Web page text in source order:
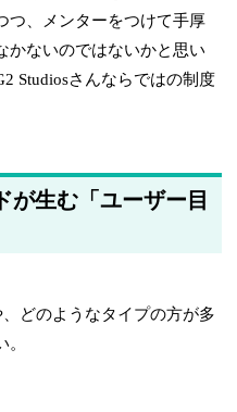
つ、メンターをつけて手厚
かないのではないかと思い
Studiosさんならではの制度
が生む「ユーザー目
どのようなタイプの方が多